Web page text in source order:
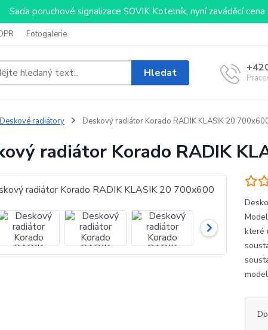
Sada poruchové signalizace SOVIK Kotelník, nyní zaváděcí cena
Fotogalerie
Hledat
Deskové radiátory Deskový radiátor Korado RADIK KLASIK 20
radiátor Korado RADIK
které